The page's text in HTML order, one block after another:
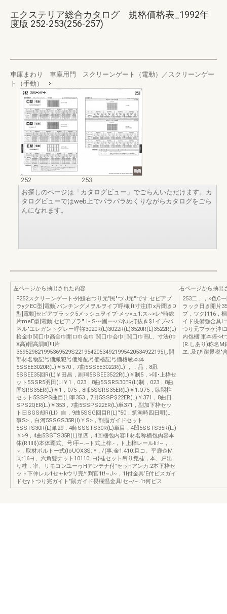
エクステリア総合カタログ 規格価格表_1992年
度版 252-253(256-257)
車庫まわり 車庫用門 スクリーンゲート（電動）／スクリーンゲー
ト（手動）
252
253
お探しのページは「カタログビュー」でごらんいただけます。カ
タログビューではweb上でパラパラめくりながらカタログをごら
んになれます。
左ページから抽出された内容
F252スクリーンゲート-外鰻右つり元"民"つ'J元'"です.セピアプ
ラyクEC型[電動]パンチングメヲルヲイブ呼柿jft寸注{巾x片聞きD
型[電動]セピアブラック5メッシュヲイプ-メッγュ1;ス~>レ^時総
片meE型[電動]セピアプラ'".I~S•••圃ー•パネル打抜き$1イプ-パ
ネル"エレガントグレー呼祢3020R(L)3022R(L)3520R(L)3522R(L)
拾金巾関口巾高全巾開ロ巾会巾i関口巾会巾￨関口巾高L、寸法(巾
X高)帽高調町!!l片
369529821995369529S22195420534921995420534922195し開
部材名物記号価織犯号価絡配号価格記号価格敏本体
5SSEE3020R(L)￥570，7曲5SSEE3022R(L)‘，，品，8凪
5SSEE35回R(L)￥田昌，副珂5SSEE3522R(L)￥制5，>叩•上枠セ
ット5SSR5羽田(LI￥1，023，8曲5SSRS30ER(L)制，023，8曲
国SRS35ER(L)￥1，075，8叩5SSRS35ER(L)￥1.Q75，臥悶柱
セット5SSPS曲目(LI事353，7田5SSP$22ER(L)￥371，8曲日
SPS2QER{L.)￥353，7曲5SSPS22ER(L)単371，副加下枠セッ
ト日SGS却R(Ll》自，9曲5SSG回目R(L)‘'50，筑淘時四日明(LI
事S>，白河5SSGS35R(l)￥S>，剖描ガイドセット
5SSTS30R(L)単29，4師SSSTS30R(L)単目，4凹5SSTS35R(L.)
￥>9，4曲5SSTS35R(L)単四，4回梱包内容iI!材名称楢包肉容本
体(R'llll})本体覇式、号l手~.~ト式上梓.-，ト上梓レールIi:!~，，
~，取材ボルトー式(IoUOX3S:'*，/(事.金1.410:且コ、平鹿企M
同:16ヨ、六角聾ナット10110:.ヨ}桂セット吊り尭桂，本、戸出
り桂，率、リモコンユーヮHアンテナ付"セッhアンカ.2本下枠セ
ット下仲レル1セャkウリ完^'判官1t!~J~，1I付金具‘E付ピスガイ
ドセγトつり完ガイト"鼠ガイド畏欄温金具lセ~/~.1t何ピス
右ページから抽出
253二，，<色C
ラック日き開片
プ，ツク}116，
イド畏備強金具l
つり元プラケ沖l
内包梱'軍本俸->t
(R.しあり)称名M
ヱ..及びi耐畏税"